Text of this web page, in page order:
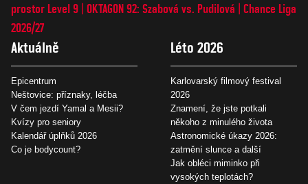
prostor Level 9 OKTAGON 92: Szabová vs. Pudilová
Chance Liga
2026/27
Aktuálně
Epicentrum
Neštovice: příznaky, léčba
V čem jezdí Yamal a Mesii?
Kvízy pro seniory
Kalendář úplňků 2026
Co je bodycount?
Léto 2026
Karlovarský filmový festival
2026
Znamení, že jste potkali
někoho z minulého života
Astronomické úkazy 2026:
zatmění slunce a další
Jak obléci miminko při
vysokých teplotách?